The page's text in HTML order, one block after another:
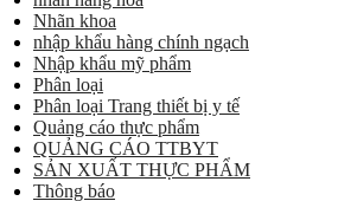
Nhãn khoa
nhập khẩu hàng chính ngạch
Nhập khẩu mỹ phẩm
Phân loại
Phân loại Trang thiết bị y tế
Quảng cáo thực phẩm
QUẢNG CÁO TTBYT
SẢN XUẤT THỰC PHẨM
Thông báo